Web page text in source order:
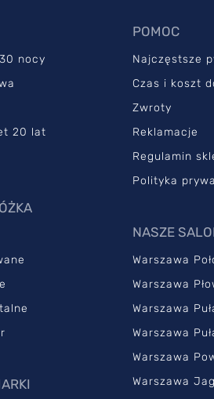
nocy
20 lat
POMOC
Najczęstsze
Czas i koszt
Zwroty
Reklamacje
Regulamin
Polityka
NASZE
Warszawa
Warszawa
Warszawa
Warszawa
Warszawa
Warszawa